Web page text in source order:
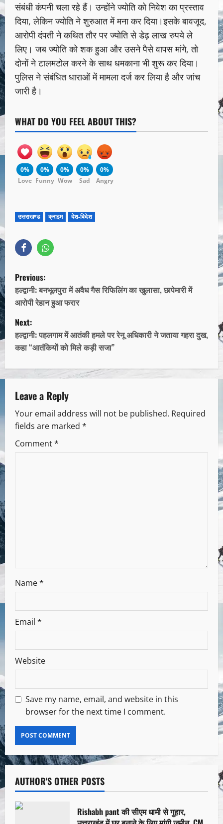
संबंधी कंपनी चला रहे हैं। उन्होंने ज्योति को निवेश का प्रस्ताव
दिया, लेकिन ज्योति ने शुरुआत में मना कर दिया।इसके बावजूद,
आरोपी दंपती ने कथित तौर पर ज्योति से डेढ़ लाख रुपये ले
लिए। जब ज्योति को शक हुआ और उसने पैसे वापस मांगे, तो
दोनों ने टालमटोल करने के साथ धमकाना भी शुरू कर दिया।
पुलिस ने संबंधित धाराओं में मामला दर्ज कर लिया है और जांच
जारी है।
WHAT DO YOU FEEL ABOUT THIS?
0%
Love
0%
Funny
0%
Wow
0%
Sad
0%
Angry
उत्तराखण्ड क्राइम देश-विदेश
Previous:
हल्द्वानी: बनभूलपुरा में अवैध गैस रिफिलिंग का खुलासा, छापेमारी में
आरोपी रेहान हुआ फरार
Next:
हल्द्वानी: पहलगाम में आतंकी हमले पर रेनू अधिकारी ने जताया गहरा दुख,
कहा “आतंकियों को मिले कड़ी सजा”
Leave a Reply
Your email address will not be published. Required
fields are marked *
Comment*
Name*
Email *
Website
Save my name, email, and website in this
browser for the next time I comment.
AUTHOR'S OTHER POSTS
Rishabh pant की सीएम धामी से गुहार,